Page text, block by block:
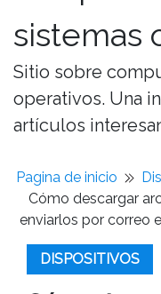
sistemas
Sitio sobre
operativos. Una
artículos
Pagina de inicio
Cómo descargar
enviarlos por correo
DISPOSITIVOS